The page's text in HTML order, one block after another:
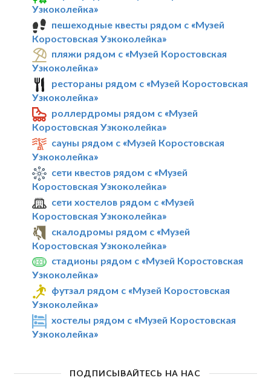
Узкоколейка»
пешеходные квесты рядом с «Музей
Коростовская Узкоколейка»
пляжи рядом с «Музей Коростовская
Узкоколейка»
рестораны рядом с «Музей Коростовская
Узкоколейка»
роллердромы рядом с «Музей
Коростовская Узкоколейка»
сауны рядом с «Музей Коростовская
Узкоколейка»
сети квестов рядом с «Музей
Коростовская Узкоколейка»
сети хостелов рядом с «Музей
Коростовская Узкоколейка»
скалодромы рядом с «Музей
Коростовская Узкоколейка»
стадионы рядом с «Музей Коростовская
Узкоколейка»
футзал рядом с «Музей Коростовская
Узкоколейка»
хостелы рядом с «Музей Коростовская
Узкоколейка»
ПОДПИСЫВАЙТЕСЬ НА НАС